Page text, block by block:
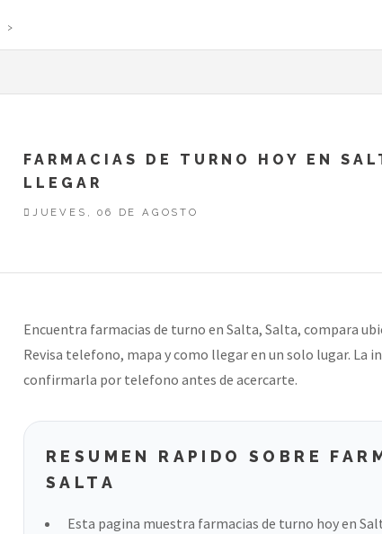
FARMACIAS DE TURNO HOY EN
LLEGAR
JUEVES, 06 DE AGOSTO
Encuentra farmacias de turno en Salta, Salta, compara
Revisa telefono, mapa y como llegar en un solo lugar. La
confirmarla por telefono antes de acercarte.
RESUMEN RAPIDO SOBRE
SALTA
Esta pagina muestra farmacias de turno hoy en